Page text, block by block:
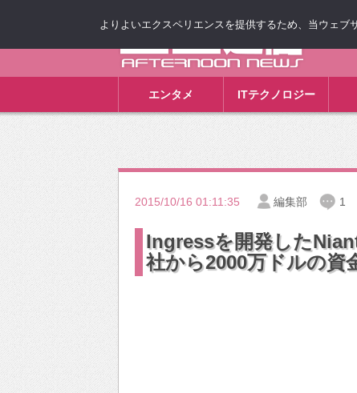
エンタメ ITテクノロジー
2015/10/16 01:11:35 編集部 1
Ingressを開発した
社から2000万ドルの資
よりよいエクスペリエンスを提供するため、当ウェ